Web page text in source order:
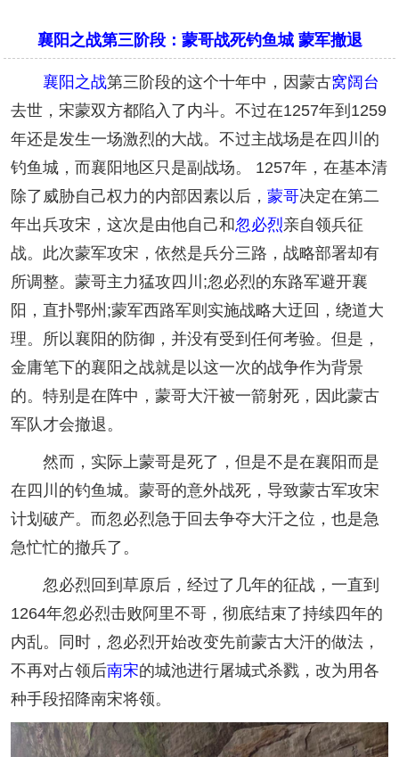
襄阳之战第三阶段：蒙哥战死钓鱼城 蒙军撤退
襄阳之战第三阶段的这个十年中，因蒙古窝阔台
去世，宋蒙双方都陷入了内斗。不过在1257年到1259
年还是发生一场激烈的大战。不过主战场是在四川的
钓鱼城，而襄阳地区只是副战场。 1257年，在基本清
除了威胁自己权力的内部因素以后， 蒙哥决定在第二
年出兵攻宋，这次是由他自己和忽必烈亲自领兵征
战。此次蒙军攻宋，依然是兵分三路，战略部署却有
所调整。蒙哥主力猛攻四川;忽必烈的东路军避开襄
阳，直扑鄂州;蒙军西路军则实施战略大迂回，绕道大
理。所以襄阳的防御，并没有受到任何考验。但是，
金庸笔下的襄阳之战就是以这一次的战争作为背景
的。特别是在阵中，蒙哥大汗被一箭射死，因此蒙古
军队才会撤退。
然而，实际上蒙哥是死了，但是不是在襄阳而是
在四川的钓鱼城。蒙哥的意外战死，导致蒙古军攻宋
计划破产。而忽必烈急于回去争夺大汗之位，也是急
急忙忙的撤兵了。
忽必烈回到草原后，经过了几年的征战，一直到
1264年忽必烈击败阿里不哥，彻底结束了持续四年的
内乱。同时，忽必烈开始改变先前蒙古大汗的做法，
不再对占领后南宋的城池进行屠城式杀戮，改为用各
种手段招降南宋将领。